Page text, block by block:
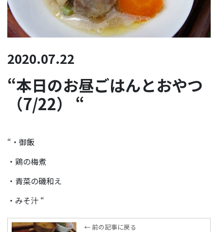
2020.07.22
“本日のお昼ごはんとおやつ
（7/22） “
“・御飯
・鶏の梅煮
・青菜の磯和え
・みそ汁 “
← 前の記事に戻る